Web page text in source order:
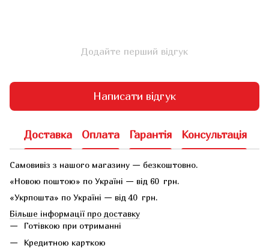
Додайте перший відгук
Написати відгук
Доставка Оплата Гарантія Консультація
Самовивіз з нашого магазину — безкоштовно.
«Новою поштою» по Україні — від 60 грн.
«Укрпошта» по Україні — від 40 грн.
Більше інформації про доставку
Готівкою при отриманні
Кредитною карткою